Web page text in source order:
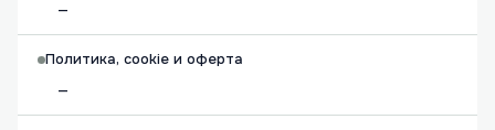
—
Политика, cookie и оферта
—